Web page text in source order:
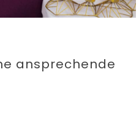
ansprechende